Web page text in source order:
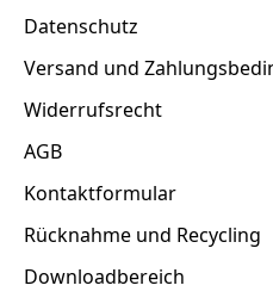
Datenschutz
Versand und
Widerrufsrecht
AGB
Kontaktformular
Rücknahme und Recycling
Downloadbereich